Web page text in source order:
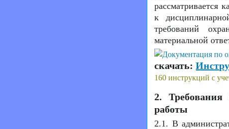
рассматривается
к
требований
материальной
скачать:
160 инструкций с
2. Требования
работы
2.1. В